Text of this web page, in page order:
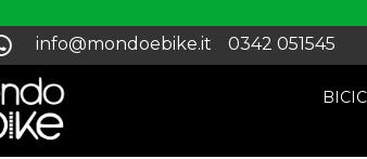
info@mondoebike.it 0342 051545